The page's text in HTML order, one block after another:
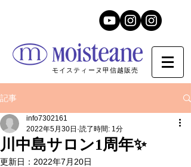
モイスティーヌ甲信越販売
記事
川中島サロン1周年✨
info7302161
2022年5月30日 読了時間: 1分
更新日： 2022年7月20日